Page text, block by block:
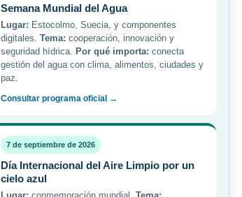
Semana Mundial del Agua
Lugar: Estocolmo, Suecia, y componentes
digitales. Tema: cooperación, innovación y
seguridad hídrica. Por qué importa: conecta
gestión del agua con clima, alimentos, ciudades y
paz.
Consultar programa oficial →
7 de septiembre de 2026
Día Internacional del Aire Limpio por un
cielo azul